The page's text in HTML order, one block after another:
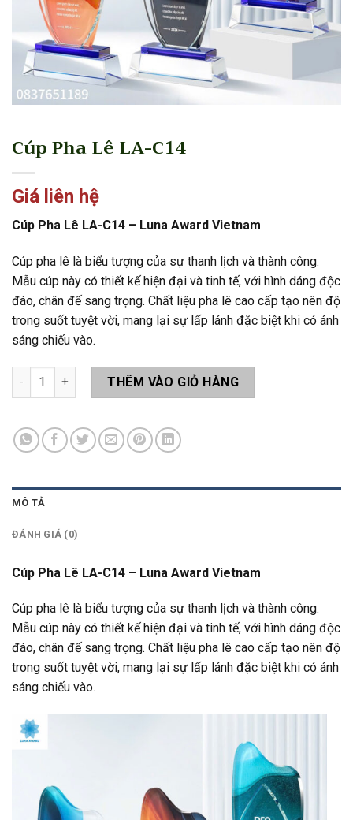
Cúp Pha Lê LA-C14
Giá liên hệ
Cúp Pha Lê LA-C14 – Luna Award Vietnam
Cúp pha lê là biểu tượng của sự thanh lịch và thành công.
Mẫu cúp này có thiết kế hiện đại và tinh tế, với hình dáng độc
đáo, chân đế sang trọng. Chất liệu pha lê cao cấp tạo nên độ
trong suốt tuyệt vời, mang lại sự lấp lánh đặc biệt khi có ánh
sáng chiếu vào.
Cúp Pha Lê LA-C14 số lượngTHÊM VÀO GIỎ HÀNG
MÔ TẢ
ĐÁNH GIÁ (0)
Cúp Pha Lê LA-C14 – Luna Award Vietnam
Cúp pha lê là biểu tượng của sự thanh lịch và thành công.
Mẫu cúp này có thiết kế hiện đại và tinh tế, với hình dáng độc
đáo, chân đế sang trọng. Chất liệu pha lê cao cấp tạo nên độ
trong suốt tuyệt vời, mang lại sự lấp lánh đặc biệt khi có ánh
sáng chiếu vào.